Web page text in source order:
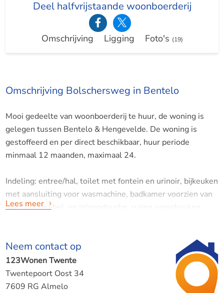
Deel halfvrijstaande woonboerderij
Omschrijving Ligging Foto's (19)
Omschrijving Bolschersweg in Bentelo
Mooi gedeelte van woonboerderij te huur, de woning is
gelegen tussen Bentelo & Hengevelde. De woning is
gestoffeerd en per direct beschikbaar, huur periode
minmaal 12 maanden, maximaal 24.
Indeling: entree/hal, toilet met fontein en urinoir, bijkeuken
met aansluiting voor wasmachine, badkamer voorzien van
wastafelmeubel, en inloopdouche, ruime woonkeuken,
Eerste verdieping: ruime overloop, inloopkast, 2
slaapkamers, voorzien van diverse inbouwkasten en
bergruimte.
Lees meer
Neem contact op
123Wonen Twente
Twentepoort Oost 34
7609 RG Almelo